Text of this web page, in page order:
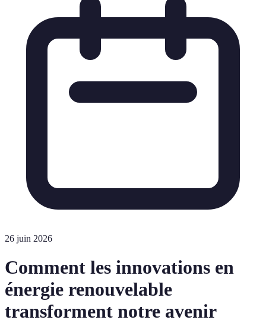
26 juin 2026
Comment les innovations en
énergie renouvelable
transforment notre avenir